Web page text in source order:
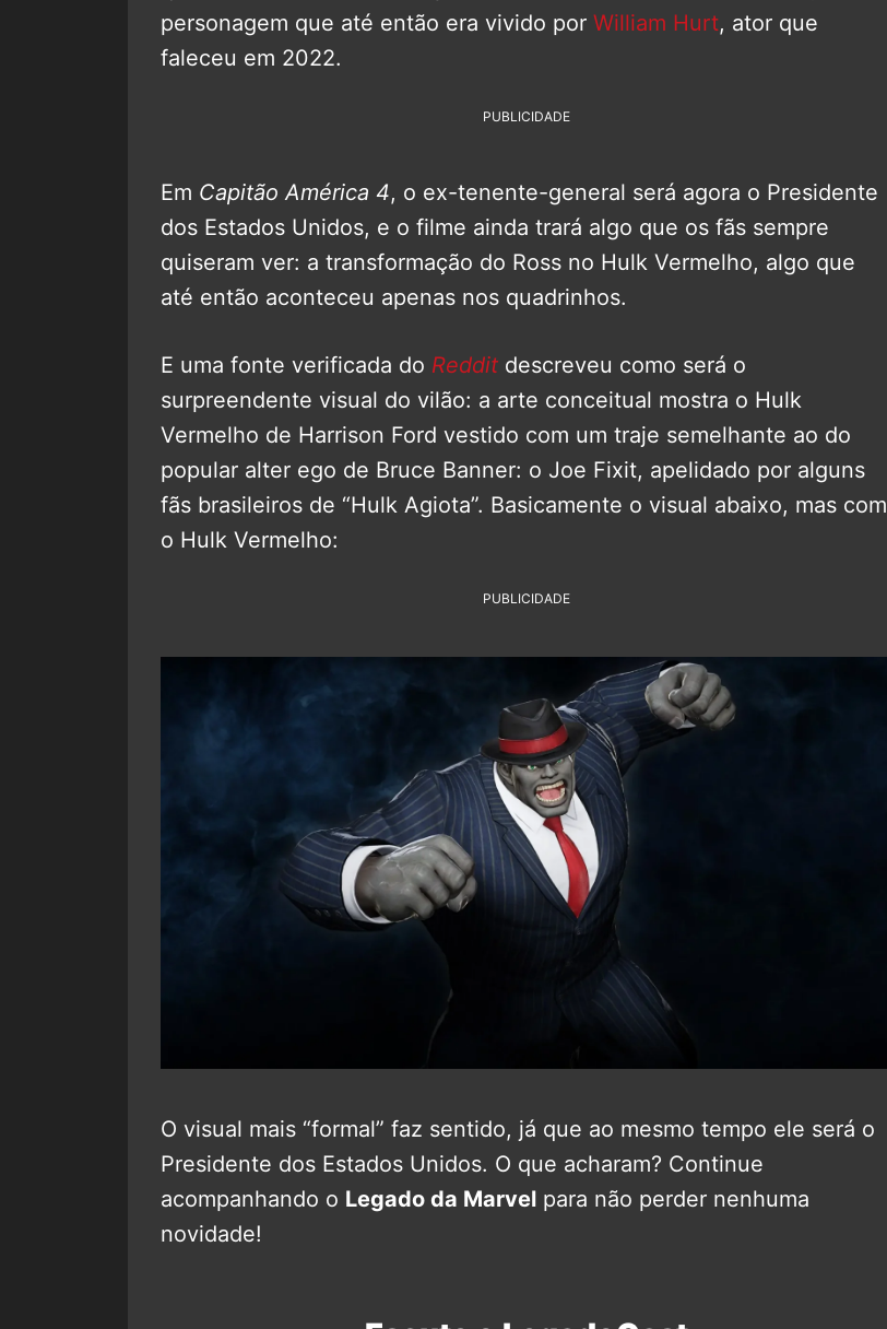
personagem que até então era vivido por William Hurt, ator que
faleceu em 2022.
PUBLICIDADE
Em Capitão América 4, o ex-tenente-general será agora o Presidente
dos Estados Unidos, e o filme ainda trará algo que os fãs sempre
quiseram ver: a transformação do Ross no Hulk Vermelho, algo que
até então aconteceu apenas nos quadrinhos.
E uma fonte verificada do Reddit descreveu como será o
surpreendente visual do vilão: a arte conceitual mostra o Hulk
Vermelho de Harrison Ford vestido com um traje semelhante ao do
popular alter ego de Bruce Banner: o Joe Fixit, apelidado por alguns
fãs brasileiros de “Hulk Agiota”. Basicamente o visual abaixo, mas com
o Hulk Vermelho:
PUBLICIDADE
O visual mais “formal” faz sentido, já que ao mesmo tempo ele será o
Presidente dos Estados Unidos. O que acharam? Continue
acompanhando o Legado da Marvel para não perder nenhuma
novidade!